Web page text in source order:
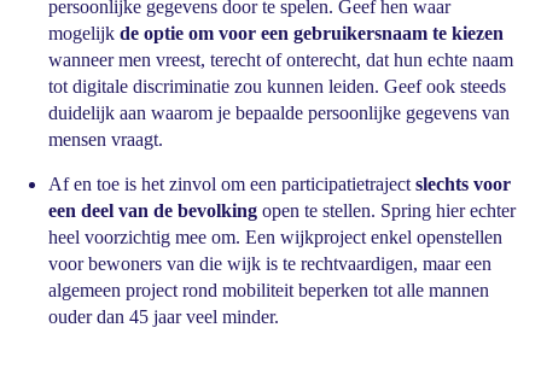
persoonlijke gegevens door te spelen. Geef hen waar
mogelijk de optie om voor een gebruikersnaam te kiezen
wanneer men vreest, terecht of onterecht, dat hun echte naam
tot digitale discriminatie zou kunnen leiden. Geef ook steeds
duidelijk aan waarom je bepaalde persoonlijke gegevens van
mensen vraagt.
Af en toe is het zinvol om een participatietraject slechts voor
een deel van de bevolking open te stellen. Spring hier echter
heel voorzichtig mee om. Een wijkproject enkel openstellen
voor bewoners van die wijk is te rechtvaardigen, maar een
algemeen project rond mobiliteit beperken tot alle mannen
ouder dan 45 jaar veel minder.